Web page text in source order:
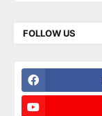
FOLLOW US